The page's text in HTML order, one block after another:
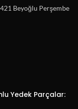
Beyoğlu Perşembe
Yedek Parçalar: